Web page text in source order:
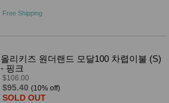
Free Shipping
올리키즈 원더랜드 모달100 차렵이불 (S)
- 핑크
$106.00
$95.40 (10% off)
SOLD OUT